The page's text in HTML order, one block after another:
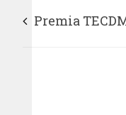
Premia